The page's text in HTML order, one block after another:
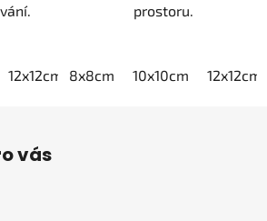
12x12cm 15x15cm 20x20cm
prostoru.
8x8cm 10x10cm 12x12cm
vás